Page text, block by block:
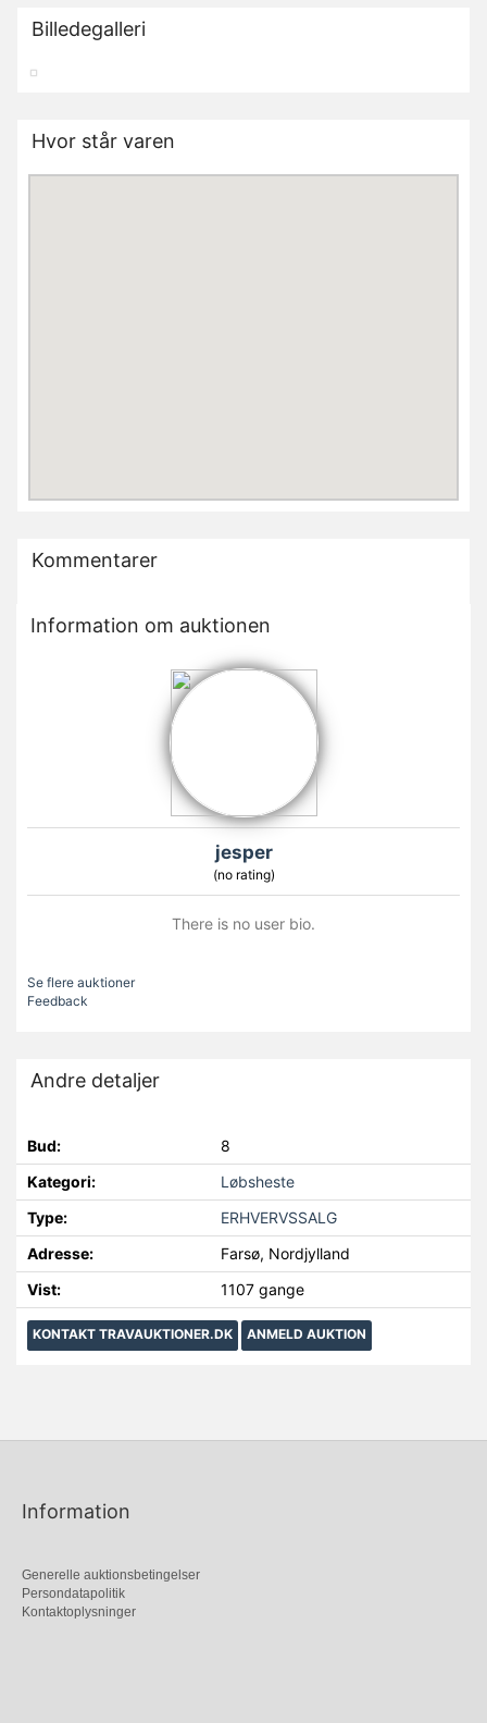
Billedegalleri
Hvor står varen
Kommentarer
Information om auktionen
jesper
(no rating)
There is no user bio.
Se flere auktioner
Feedback
Andre detaljer
Bud:
8
Kategori:
Løbsheste
Type:
ERHVERVSSALG
Adresse:
Farsø, Nordjylland
Vist:
1107 gange
KONTAKT TRAVAUKTIONER.DK ANMELD AUKTION
Information
Generelle auktionsbetingelser
Persondatapolitik
Kontaktoplysninger